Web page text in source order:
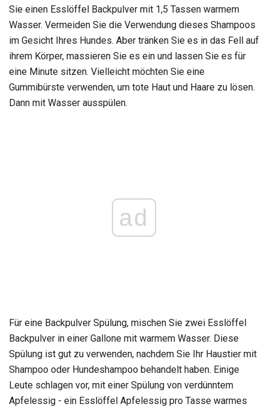
Sie einen Esslöffel Backpulver mit 1,5 Tassen warmem
Wasser. Vermeiden Sie die Verwendung dieses Shampoos
im Gesicht Ihres Hundes. Aber tränken Sie es in das Fell auf
ihrem Körper, massieren Sie es ein und lassen Sie es für
eine Minute sitzen. Vielleicht möchten Sie eine
Gummibürste verwenden, um tote Haut und Haare zu lösen.
Dann mit Wasser ausspülen.
ad
Für eine Backpulver Spülung, mischen Sie zwei Esslöffel
Backpulver in einer Gallone mit warmem Wasser. Diese
Spülung ist gut zu verwenden, nachdem Sie Ihr Haustier mit
Shampoo oder Hundeshampoo behandelt haben. Einige
Leute schlagen vor, mit einer Spülung von verdünntem
Apfelessig - ein Esslöffel Apfelessig pro Tasse warmes